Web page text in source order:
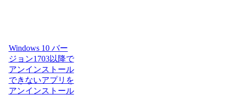
Windows 10 バー
ジョン1703以降で
アンインストール
できないアプリを
アンインストール